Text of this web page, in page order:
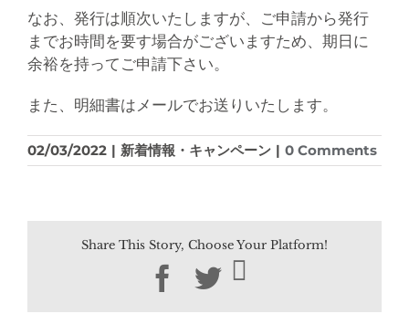
なお、発行は順次いたしますが、ご申請から発行
までお時間を要す場合がございますため、期日に
余裕を持ってご申請下さい。
また、明細書はメールでお送りいたします。
02/03/2022 | 新着情報・キャンペーン | 0 Comments
Share This Story, Choose Your Platform!
Facebook
Twitter